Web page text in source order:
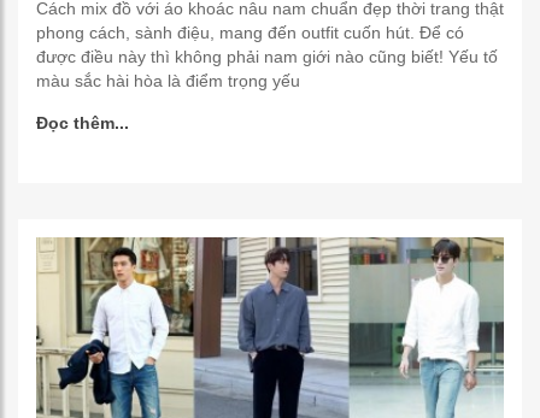
Cách mix đồ với áo khoác nâu nam chuẩn đẹp thời trang thật
phong cách, sành điệu, mang đến outfit cuốn hút. Để có
được điều này thì không phải nam giới nào cũng biết! Yếu tố
màu sắc hài hòa là điểm trọng yếu
Đọc thêm...